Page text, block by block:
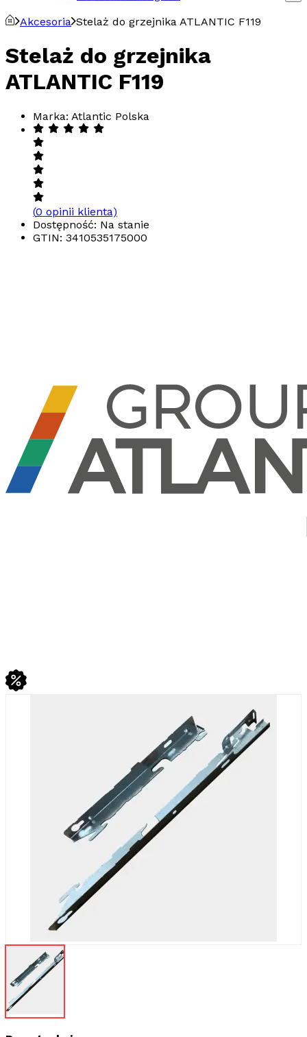
Akcesoria Stelaż do grzejnika ATLANTIC F119
Stelaż do grzejnika
ATLANTIC F119
Marka: Atlantic Polska
(0 opinii klienta)
Dostępność: Na stanie
GTIN: 3410535175000